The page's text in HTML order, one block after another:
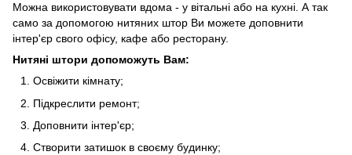
Можна використовувати вдома - у вітальні або на кухні. А так
само за допомогою нитяних штор Ви можете доповнити
інтер'єр свого офісу, кафе або ресторану.
Нитяні штори допоможуть Вам:
Освіжити кімнату;
Підкреслити ремонт;
Доповнити інтер'єр;
Створити затишок в своєму будинку;